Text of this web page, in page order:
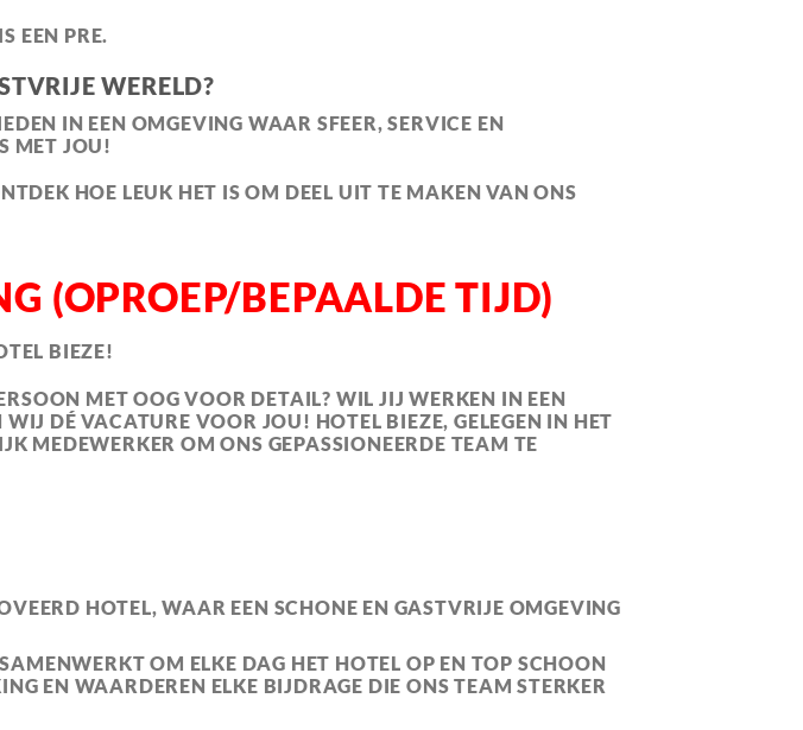
EEN PRE.
WERELD?
IN EEN OMGEVING WAAR SFEER, SERVICE EN
MET JOU!
HOE LEUK HET IS OM DEEL UIT TE MAKEN VAN ONS
(OPROEP/BEPAALDE TIJD)
BIEZE!
MET OOG VOOR DETAIL? WIL JIJ WERKEN IN EEN
DÉ VACATURE VOOR JOU! HOTEL BIEZE, GELEGEN IN HET
MEDEWERKER OM ONS GEPASSIONEERDE TEAM TE
HOTEL, WAAR EEN SCHONE EN GASTVRIJE OMGEVING
OM ELKE DAG HET HOTEL OP EN TOP SCHOON
EN WAARDEREN ELKE BIJDRAGE DIE ONS TEAM STERKER